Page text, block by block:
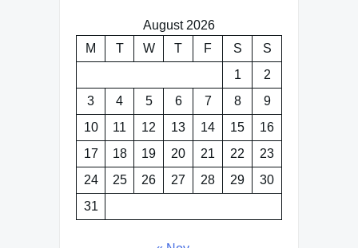
August 2026
M
T W T F S
S
1
2
3
4 5 6 7 8
9
10
11 12 13 14 15
16
17
18 19 20 21 22
23
24
25 26 27 28 29
30
31